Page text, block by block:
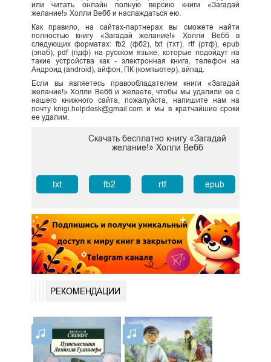
или читать онлайн полную версию книги «Загадай
желание!» Холли Вебб и наслаждаться ею.
Как правило, на сайтах-партнерах вы сможете найти
полностью книгу «Загадай желание!» Холли Вебб в
следующих форматах: fb2 (фб2), txt (тхт), rtf (ртф), epub
(эпаб), pdf (пдф) на русском языке, которые подойдут на
такие устройства как - электронная книга, телефон на
Андроид (android), айфон, ПК (компьютер), айпад.
Если вы являетесь правообладателем книги «Загадай
желание!» Холли Вебб и желаете, чтобы мы удалили ее с
нашего книжного сайта, пожалуйста, напишите нам на
почту knigi.helpdesk@gmail.com и мы в кратчайшие сроки
ее удалим.
Скачать бесплатно книгу «Загадай
желание!» Холли Вебб
txt fb2 rtf epub
РЕКОМЕНДАЦИИ